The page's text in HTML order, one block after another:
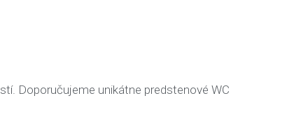
Doporučujeme unikátne predstenové WC